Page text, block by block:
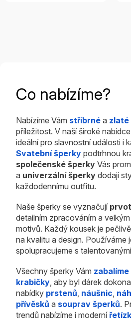
Co nabízíme?
Nabízíme Vám stříbrné a zlaté
příležitost. V naší široké
ideální pro slavnostní události i
Svatební šperky podtrhnou
společenské šperky Vás
a univerzální šperky dodají
každodennímu outfitu.
Naše šperky se vyznačují
detailním zpracováním a
motivů. Každý kousek je
na kvalitu a design. Používáme
spolupracujeme s
Všechny šperky Vám
krabičky, aby byl dárek
nabídky prstenů, náušnic,
přívěsků a souprav šperků.
trendů nabízíme i moderní